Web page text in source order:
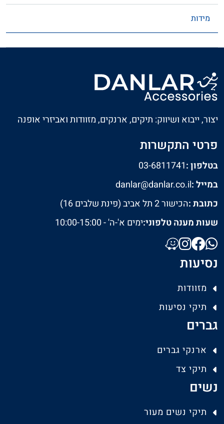
מידות
יצור, ייבוא ושיווק: תיקים, ארנקים, מזוודות ואביזרי אופנה
פרטי התקשרות
בטלפון :03-6811741
במייל :danlar@danlar.co.il
כתובת :הכישור 2 תל אביב (פינת שלבים 16)
שעות מענה טלפוני:ימים א'-ה' - 10:00-15:00
נסיעות
מזוודות
תיקי נסיעות
גברים
ארנקי גברים
תיקי צד
נשים
תיקי נשים מעור